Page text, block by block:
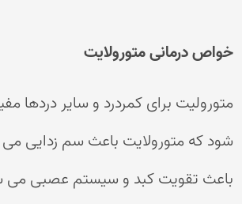
خواص درمانی متورولایت
متورولیت برای کمردرد و سایر دردها
شود که متورولایت باعث سم زدایی
باعث تقویت کبد و سیستم عصبی